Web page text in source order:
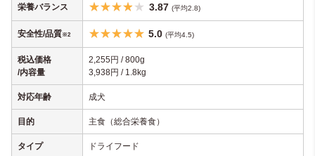
栄養バランス 3.87 (平均2.8)
安全性/品質※2 5.0 (平均4.5)
税込価格
/内容量
2,255円 / 800g
3,938円 / 1.8kg
対応年齢 成犬
目的 主食（総合栄養食）
タイプ ドライフード